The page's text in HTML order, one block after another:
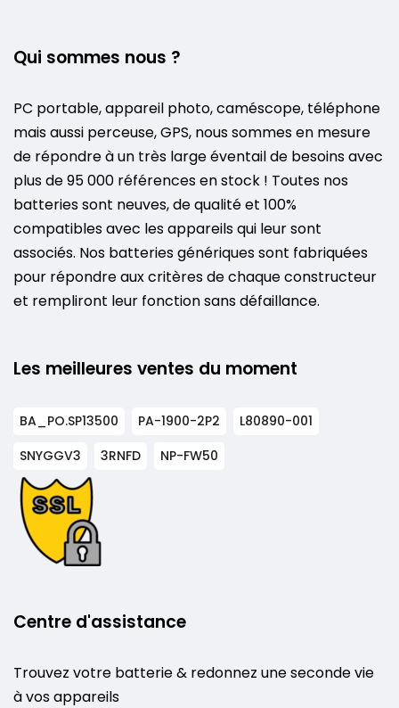
Qui sommes nous ?
PC portable, appareil photo, caméscope, téléphone
mais aussi perceuse, GPS, nous sommes en mesure
de répondre à un très large éventail de besoins avec
plus de 95 000 références en stock ! Toutes nos
batteries sont neuves, de qualité et 100%
compatibles avec les appareils qui leur sont
associés. Nos batteries génériques sont fabriquées
pour répondre aux critères de chaque constructeur
et rempliront leur fonction sans défaillance.
Les meilleures ventes du moment
BA_PO.SP13500 PA-1900-2P2
L80890-001
SNYGGV3
3RNFD NP-FW50
Centre d'assistance
Trouvez votre batterie & redonnez une seconde vie
à vos appareils